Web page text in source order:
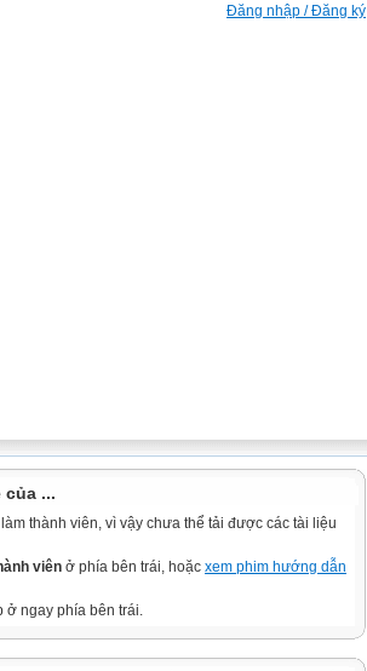
Đăng nhập / Đăng ký
...
thành viên, vì vậy chưa thể tải được các tài liệu
viên ở phía bên trái, hoặc xem phim hướng dẫn
ở ngay phía bên trái.